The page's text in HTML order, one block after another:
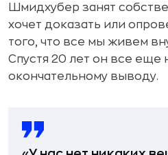
Шмидхубер занят
хочет доказать или
того, что все мы живем
Спустя 20 лет он все еще
окончательному выводу.